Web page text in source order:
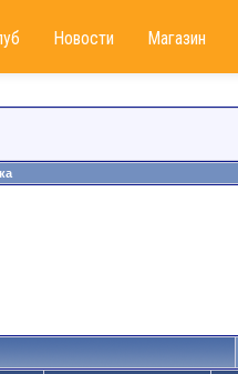
Новости Магазин